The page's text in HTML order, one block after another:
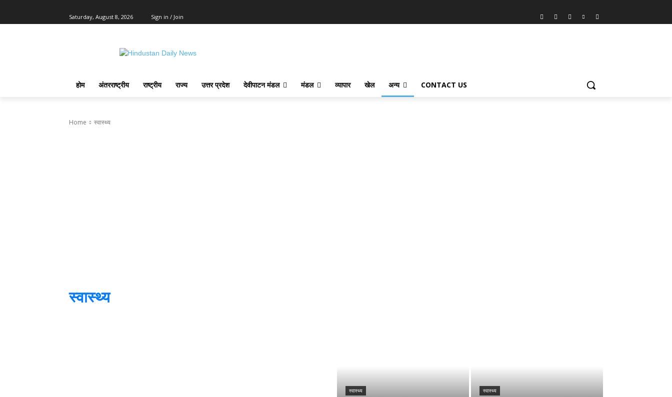
Saturday, August 8, 2026 Sign in / Join
होम अंतरराष्ट्रीय राष्ट्रीय राज्य उत्तर प्रदेश देवीपाटन मंडल मंडल व्यापार खेल अन्य CONTACT US
Home स्वास्थ्य
स्वास्थ्य
स्वास्थ्य स्वास्थ्य